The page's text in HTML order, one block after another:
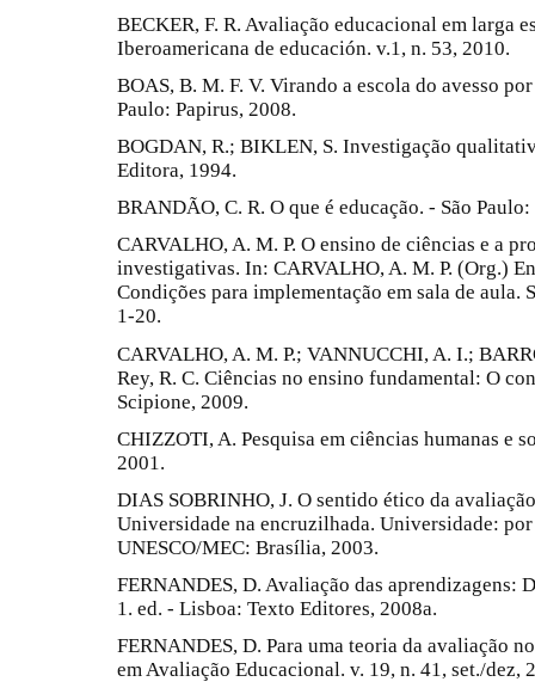
BECKER, F. R. Avaliação educacional em larga
Iberoamericana de educación. v.1, n. 53, 2010.
BOAS, B. M. F. V. Virando a escola do avesso
Paulo: Papirus, 2008.
BOGDAN, R.; BIKLEN, S. Investigação
Editora, 1994.
BRANDÃO, C. R. O que é educação. - São
CARVALHO, A. M. P. O ensino de ciências e a
investigativas. In: CARVALHO, A. M. P. (Org.)
Condições para implementação em sala de aula.
1-20.
CARVALHO, A. M. P.; VANNUCCHI, A. I.;
Rey, R. C. Ciências no ensino fundamental: O
Scipione, 2009.
CHIZZOTI, A. Pesquisa em ciências humanas e
2001.
DIAS SOBRINHO, J. O sentido ético da
Universidade na encruzilhada. Universidade:
UNESCO/MEC: Brasília, 2003.
FERNANDES, D. Avaliação das aprendizagens:
1. ed. - Lisboa: Texto Editores, 2008a.
FERNANDES, D. Para uma teoria da avaliação
em Avaliação Educacional. v. 19, n. 41, set./dez,